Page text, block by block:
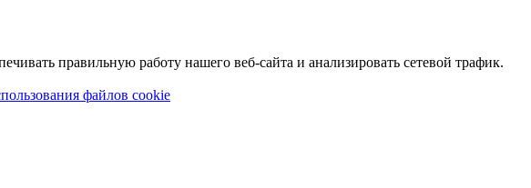
правильную работу нашего веб-сайта и анализировать сетевой трафик.
файлов cookie